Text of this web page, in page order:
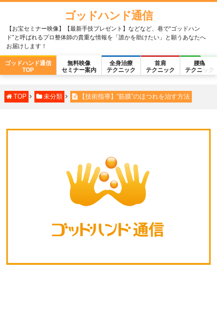
ゴッドハンド通信
【お宝セミナー映像】【最新手技プレゼント】などなど、巷で“ゴッドハン
ド”と呼ばれるプロ整体師の貴重な情報を「誰かを助けたい」と願うあなたへ
お届けします！
ゴッドハンド通信
TOP
無料映像
セミナー案内
全身治療
テクニック
首肩
テクニック
腰痛
テクニック
TOP 未分類 【技術指導】“筋膜”のほつれを治す方法